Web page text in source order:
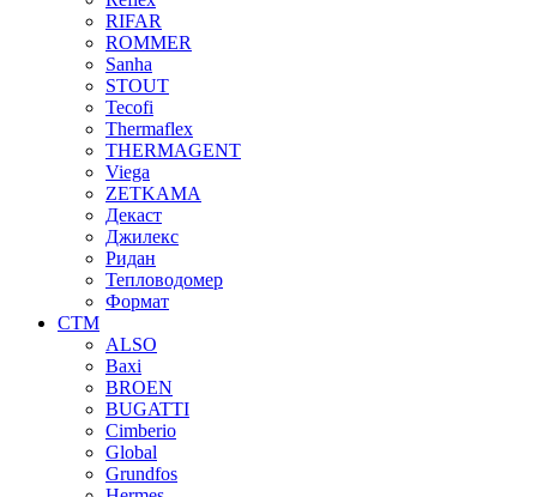
RIFAR
ROMMER
Sanha
STOUT
Tecofi
Thermaflex
THERMAGENT
Viega
ZETKAMA
Декаст
Джилекс
Ридан
Тепловодомер
Формат
СТМ
ALSO
Baxi
BROEN
BUGATTI
Cimberio
Global
Grundfos